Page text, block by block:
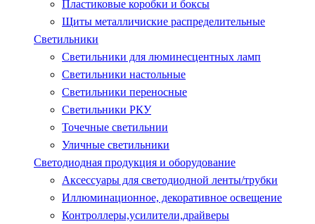
Пластиковые коробки и боксы
Щиты металличиские распределительные
Светильники
Светильники для люминесцентных ламп
Светильники настольные
Светильники переносные
Светильники РКУ
Точечные светильнии
Уличные светильники
Светодиодная продукция и оборудование
Аксессуары для светодиодной ленты/трубки
Иллюминационное, декоративное освещение
Контроллеры,усилители,драйверы